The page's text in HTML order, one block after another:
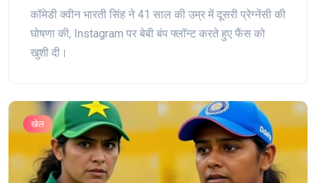
कॉमेडी क्वीन भारती सिंह ने 41 साल की उम्र में दूसरी प्रेग्नेंसी की
घोषणा की, Instagram पर बेबी बंप फ्लॉन्ट करते हुए फैंस को
खुशी दी।
खेल